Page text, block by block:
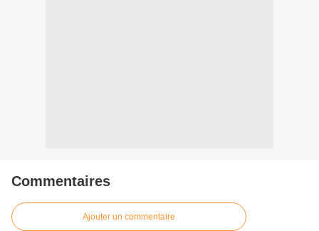
Commentaires
Ajouter un commentaire